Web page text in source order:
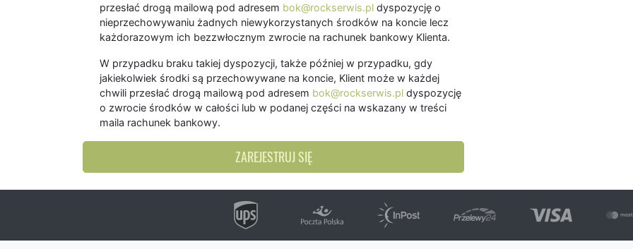
przesłać drogą mailową pod adresem bok@rockserwis.pl dyspozycję o
nieprzechowywaniu żadnych niewykorzystanych środków na koncie lecz
każdorazowym ich bezzwłocznym zwrocie na rachunek bankowy Klienta.
W przypadku braku takiej dyspozycji, także później w przypadku, gdy
jakiekolwiek środki są przechowywane na koncie, Klient może w każdej
chwili przesłać drogą mailową pod adresem bok@rockserwis.pl dyspozycję
o zwrocie środków w całości lub w podanej części na wskazany w treści
maila rachunek bankowy.
ZAREJESTRUJ SIĘ